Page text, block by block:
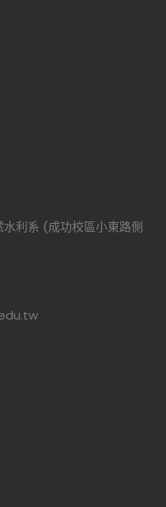
水利系 (成功校區小東路側